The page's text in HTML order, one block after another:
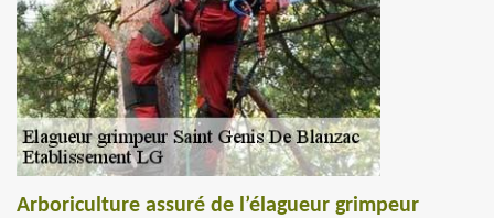
Arboriculture assuré de l’élagueur grimpeur